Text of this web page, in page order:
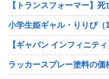
【トランスフォーマー】
小学生姫ギャル・りりぴ
【ギャバン インフィニテ
ラッカースプレー塗料の価